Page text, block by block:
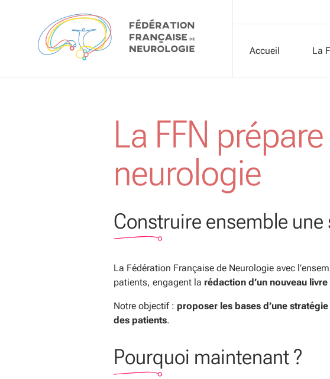
Accueil La
La FFN
neurologie
Construire ensemble
La Fédération Française de Neurologie avec
patients, engagent la rédaction d’un nouveau
Notre objectif : proposer les bases d’une
des patients.
Pourquoi maintenant ?